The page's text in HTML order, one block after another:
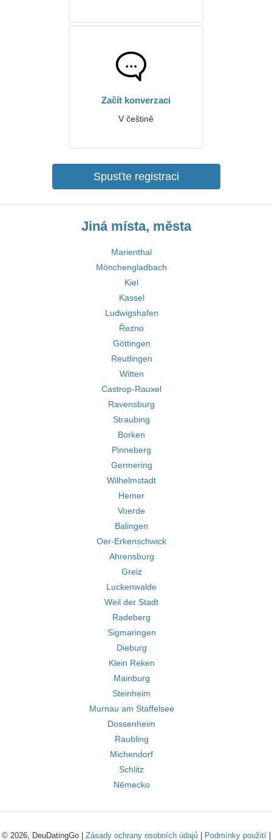
Začít konverzaci
V češtině
Spusťte registraci
Jiná místa, města
Marienthal
Mönchengladbach
Kiel
Kassel
Ludwigshafen
Řezno
Göttingen
Reutlingen
Witten
Castrop-Rauxel
Ravensburg
Straubing
Borken
Pinneberg
Germering
Wilhelmstadt
Hemer
Voerde
Balingen
Oer-Erkenschwick
Ahrensburg
Greiz
Luckenwalde
Weil der Stadt
Radeberg
Sigmaringen
Dieburg
Klein Reken
Mainburg
Steinheim
Murnau am Staffelsee
Dossenheim
Raubling
Michendorf
Schlitz
Německo
© 2026, DeuDatingGo | Zásady ochrany osobních údajů| Podmínky použití|